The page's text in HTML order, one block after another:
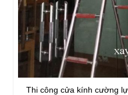
Thi công cửa kính cường